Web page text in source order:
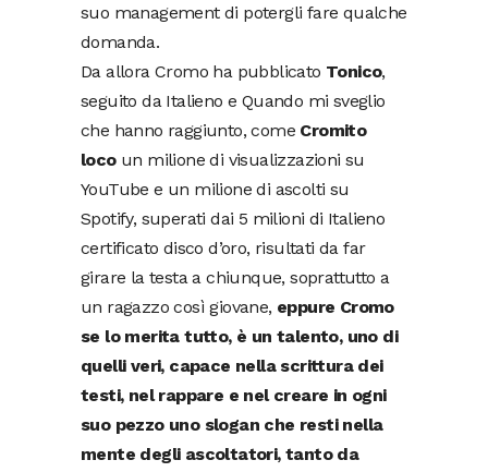
suo management di potergli fare qualche
domanda.
Da allora Cromo ha pubblicato Tonico,
seguito da Italieno e Quando mi sveglio
che hanno raggiunto, come Cromito
loco un milione di visualizzazioni su
YouTube e un milione di ascolti su
Spotify, superati dai 5 milioni di Italieno
certificato disco d’oro, risultati da far
girare la testa a chiunque, soprattutto a
un ragazzo così giovane, eppure Cromo
se lo merita tutto, è un talento, uno di
quelli veri, capace nella scrittura dei
testi, nel rappare e nel creare in ogni
suo pezzo uno slogan che resti nella
mente degli ascoltatori, tanto da